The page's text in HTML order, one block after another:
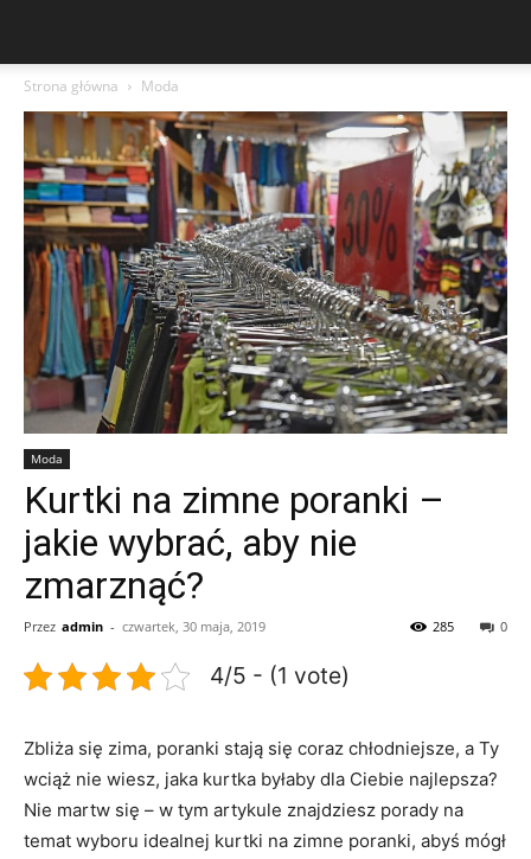
Strona główna Moda
Moda
Kurtki na zimne poranki –
jakie wybrać, aby nie
zmarznąć?
Przez admin - czwartek, 30 maja, 2019 0
285
4/5 - (1 vote)
Zbliża się zima, poranki stają się coraz chłodniejsze, a Ty
wciąż nie wiesz, jaka kurtka byłaby dla Ciebie najlepsza?
Nie martw się – w tym artykule znajdziesz porady na
temat wyboru idealnej kurtki na zimne poranki, abyś mógł